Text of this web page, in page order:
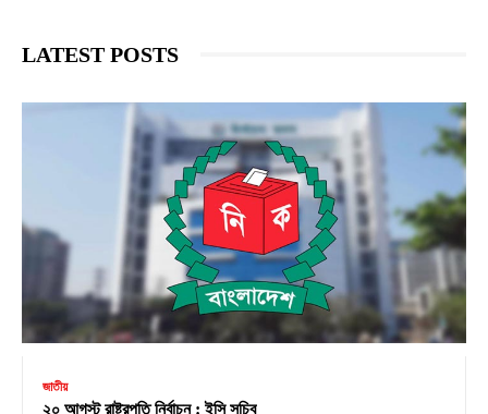
LATEST POSTS
জাতীয়
২০ আগস্ট রাষ্ট্রপতি নির্বাচন : ইসি সচিব